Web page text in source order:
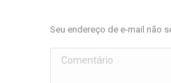
Seu endereço de e-mail não
Comentário